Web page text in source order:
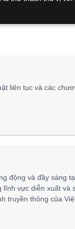
liên tục và các
động và đầy sáng
vực diễn xuất và
truyền thông của